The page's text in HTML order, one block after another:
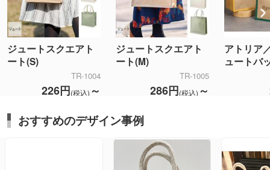
ジュートスクエアト
ート(S)
TR-1004
226円(税込) ～
ジュートスクエアト
ート(M)
TR-1005
286円(税込) ～
アトリア
ュートバ
おすすめのデザイン事例